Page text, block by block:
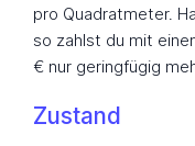
pro Quadratmeter.
so zahlst du mit
€ nur geringfügig
Zustand